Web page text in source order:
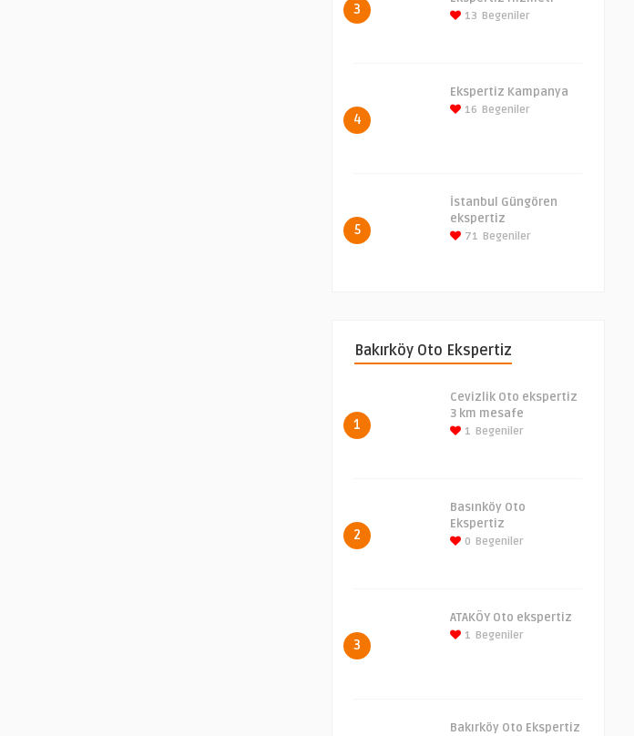
3 13 Begeniler
4
Ekspertiz Kampanya
16 Begeniler
5
İstanbul Güngören
ekspertiz
71 Begeniler
Bakırköy Oto Ekspertiz
1
Cevizlik Oto ekspertiz
3 km mesafe
1 Begeniler
2
Basınköy Oto
Ekspertiz
0 Begeniler
3
ATAKÖY Oto ekspertiz
1 Begeniler
Bakırköy Oto Ekspertiz